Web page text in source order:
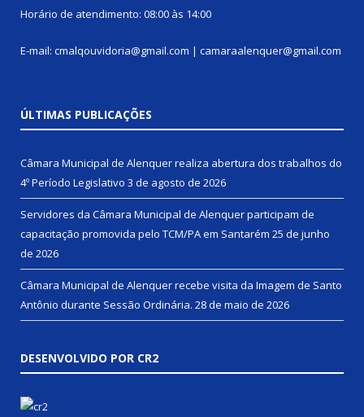
Horário de atendimento: 08:00 às 14:00
E-mail: cmalqouvidoria@gmail.com | camaraalenquer@gmail.com
ÚLTIMAS PUBLICAÇÕES
Câmara Municipal de Alenquer realiza abertura dos trabalhos do
4º Período Legislativo 3 de agosto de 2026
Servidores da Câmara Municipal de Alenquer participam de
capacitação promovida pelo TCM/PA em Santarém 25 de junho
de 2026
Câmara Municipal de Alenquer recebe visita da Imagem de Santo
Antônio durante Sessão Ordinária. 28 de maio de 2026
DESENVOLVIDO POR CR2